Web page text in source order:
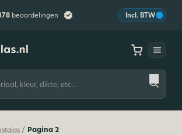
beoordelingen Incl. BTW
/ Pagina 2